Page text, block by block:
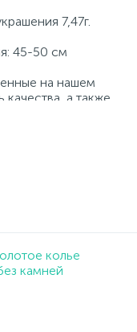
7,47г.
45-50 см
на нашем
а также
службой